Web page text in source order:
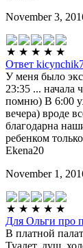
November 3,
Ответ
У меня было
23:35 ... начала
помню) В 6:00
вечера) вроде
благодарна
ребенком
Ekena20
November 1,
Для Ольги про
В платной
Туалет, душ,